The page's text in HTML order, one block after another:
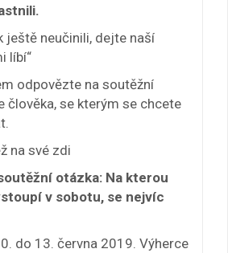
ještě neučinili, dejte naší
líbí“
odpovězte na soutěžní
člověka, se kterým se chcete
na své zdi
otázka: Na kterou
v sobotu, se nejvíc
do 13. června 2019. Výherce